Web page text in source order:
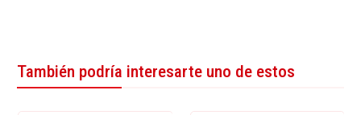
También podría interesarte uno de estos